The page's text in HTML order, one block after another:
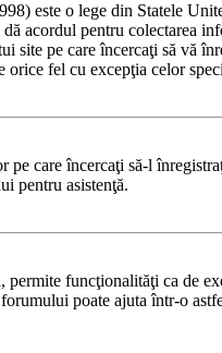
este o lege din Statele
acordul pentru colectarea
site pe care încercaţi să vă
fel cu excepţia celor
care încercaţi să-l
pentru asistenţă.
funcţionalităţi ca de
poate ajuta într-o